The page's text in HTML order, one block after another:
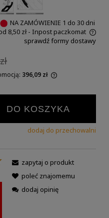
NA ZAMÓWIENIE 1 do 30 dni
8,50 zł - Inpost paczkomat
sprawdź formy dostawy
396,09 zł
DO KOSZYKA
dodaj do przechowalni
zapytaj o produkt
poleć znajomemu
dodaj opinię